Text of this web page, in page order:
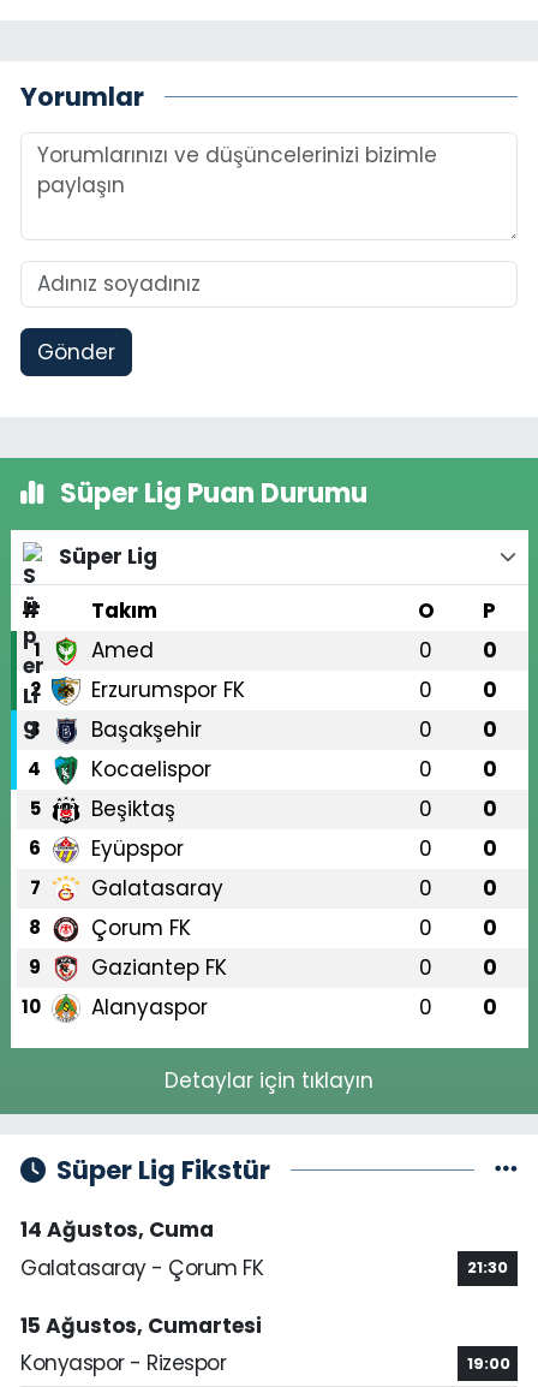
Yorumlar
Gönder
Süper Lig Puan Durumu
Süper Lig
#
Takım O P
1 Amed 0 0
2 Erzurumspor FK 0 0
3 Başakşehir 0 0
4 Kocaelispor 0 0
5 Beşiktaş 0 0
6 Eyüpspor 0 0
7 Galatasaray 0 0
8 Çorum FK 0 0
9 Gaziantep FK 0 0
10 Alanyaspor 0 0
Detaylar için tıklayın
Süper Lig Fikstür
14 Ağustos, Cuma
Galatasaray - Çorum FK
21:30
15 Ağustos, Cumartesi
Konyaspor - Rizespor
19:00